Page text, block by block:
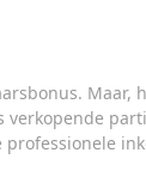
Maar,